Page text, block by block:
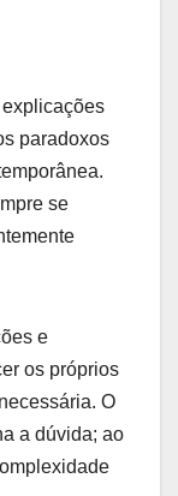
paradoxos
se
e
os próprios
O
a dúvida; ao